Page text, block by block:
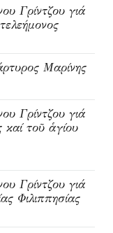
Γρίντζου γιά
Μαρίνης
Γρίντζου γιά
καί τοῦ ἁγίου
Γρίντζου γιά
Φιλιππησίας